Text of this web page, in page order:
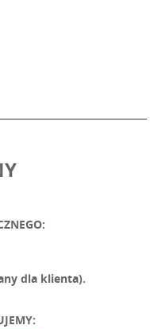
dla klienta).